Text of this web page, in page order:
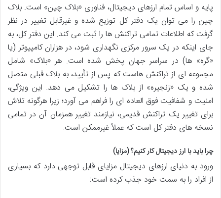
پایه و اساس تمام ارزهای دیجیتال، فناوری «بلاک چین» است. بلاک
چین را می توان یک دفتر کل توزیع شده و غیرقابل تغییر در نظر
گرفت که اطلاعات تمامی تراکنش ها را ثبت می کند. این دفتر کل، به
جای اینکه در یک سرور مرکزی نگهداری شود، در هزاران کامپیوتر (یا
«گره» ها) در سراسر جهان پخش شده است. هر «بلاک» شامل
مجموعه ای از تراکنش هاست که پس از تأیید، به بلاک قبلی متصل
شده و یک «زنجیره» از بلاک ها را تشکیل می دهد. این ویژگی،
امنیت و شفافیت فوق العاده ای را فراهم می آورد؛ زیرا هرگونه تلاش
برای تغییر یک تراکنش قدیمی، نیازمند تغییر همزمان آن در تمامی
نسخه های دفتر کل است که عملاً غیرممکن است.
چرا باید با ارز دیجیتال کار کنیم؟ (مزایا)
ورود به دنیای ارزهای دیجیتال مزایای قابل توجهی دارد که بسیاری
از افراد را به سمت خود جذب کرده است: